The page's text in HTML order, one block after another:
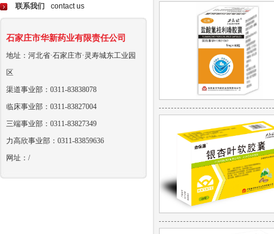
联系我们 contact us
石家庄市华新药业有限责任公司
地址：河北省·石家庄市·灵寿城东工业园
区
渠道事业部：0311-83838078
临床事业部：0311-83827004
三端事业部：0311-83827349
力高欣事业部：0311-83859636
网址：/